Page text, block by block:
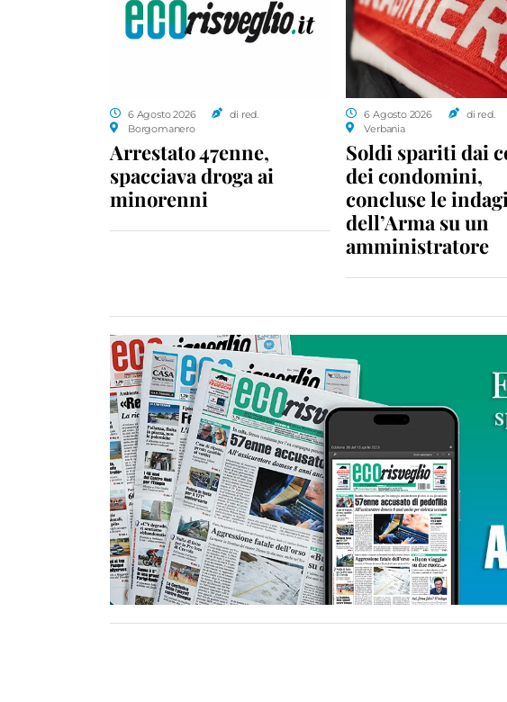
6 Agosto 2026
di red.
Borgomanero
Arrestato 47enne,
spacciava droga ai
minorenni
6 Agosto 2026
di red.
Verbania
Soldi spariti dai
dei condomini,
concluse le
dell’Arma su un
amministratore